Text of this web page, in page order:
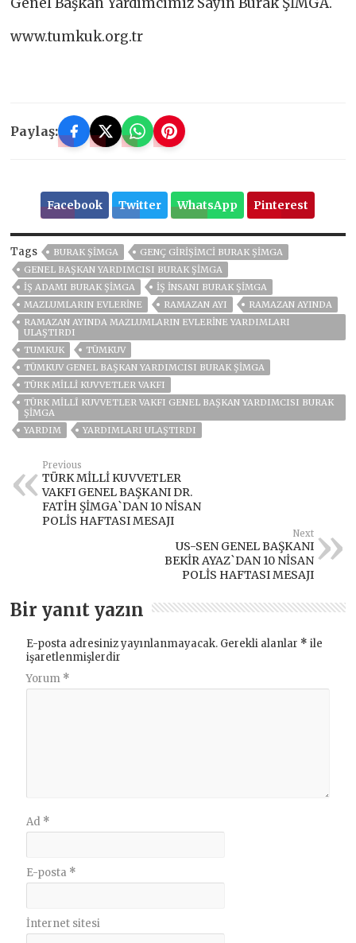
www.tumkuk.org.tr
Paylaş:
Facebook Twitter WhatsApp Pinterest
Tags BURAK ŞİMGA
GENÇ GIRIŞIMCI BURAK ŞİMGA
GENEL BAŞKAN YARDIMCISI BURAK ŞİMGA
IŞ ADAMI BURAK ŞİMGA
IŞ INSANI BURAK ŞİMGA
MAZLUMLARIN EVLERINE
RAMAZAN AYI
RAMAZAN AYINDA
RAMAZAN AYINDA MAZLUMLARIN EVLERINE YARDIMLARI
ULAŞTIRDI
TUMKUK
TÜMKUV
TÜMKUV GENEL BAŞKAN YARDIMCISI BURAK ŞİMGA
TÜRK MILLI KUVVETLER VAKFI
TÜRK MILLÎ KUVVETLER VAKFI GENEL BAŞKAN YARDIMCISI BURAK
ŞİMGA
YARDIM
YARDIMLARI ULAŞTIRDI
Previous
TÜRK MİLLİ KUVVETLER
VAKFI GENEL BAŞKANI DR.
FATİH ŞİMGA`DAN 10 NİSAN
POLİS HAFTASI MESAJI
Next
US-SEN GENEL BAŞKANI
BEKİR AYAZ`DAN 10 NİSAN
POLİS HAFTASI MESAJI
Bir yanıt yazın
E-posta adresiniz yayınlanmayacak. Gerekli alanlar * ile
işaretlenmişlerdir
Yorum *
Ad *
E-posta *
İnternet sitesi